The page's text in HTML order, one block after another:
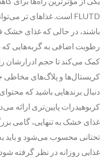
رطوبت اضافی به گربه‌هایی
کمک می‌کند تا حجم ادرارشان
کریستال‌ها و پلاگ‌های مخاطی
دنبال برندهایی باشید که
کربوهیدرات پایین‌تری ارائه
غذای خشک به تنهایی، گامی
تحتانی محسوب می‌شود و باید
غذایی روزانه در نظر گرفته